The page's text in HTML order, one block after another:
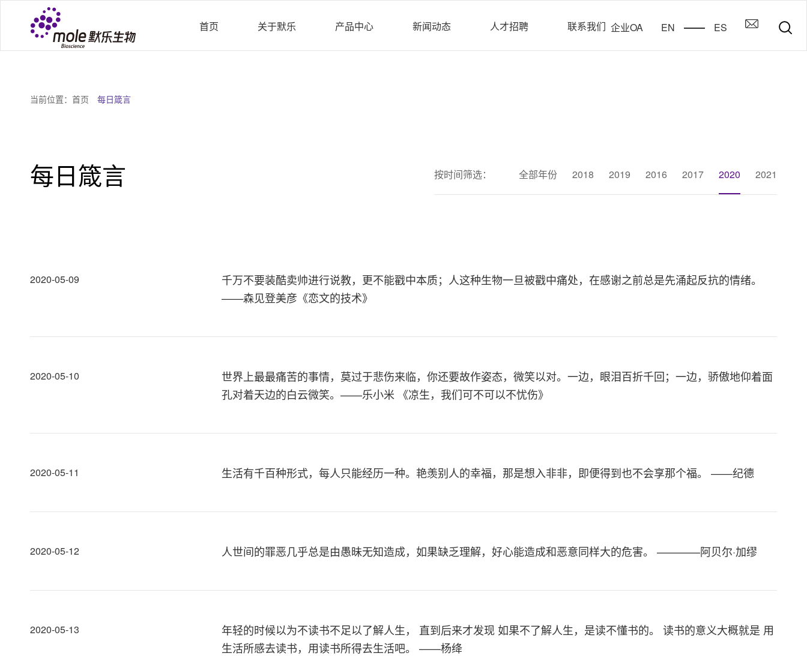
EN ES
企业OA
首页 关于默乐 产品中心 新闻动态 人才招聘 联系我们
当前位置： 首页 每日箴言
每日箴言 按时间筛选： 全部年份 2018 2019 2016 2017 2020 2021
2020-05-09
千万不要装酷卖帅进行说教，更不能戳中本质；人这种生物一旦被戳中痛处，在感谢之前总是先涌起反抗的情绪。
——森见登美彦《恋文的技术》
2020-05-10
世界上最最痛苦的事情，莫过于悲伤来临，你还要故作姿态，微笑以对。一边，眼泪百折千回；一边，骄傲地仰着面
孔对着天边的白云微笑。——乐小米 《凉生，我们可不可以不忧伤》
2020-05-11 生活有千百种形式，每人只能经历一种。艳羡别人的幸福，那是想入非非，即便得到也不会享那个福。 ——纪德
2020-05-12 人世间的罪恶几乎总是由愚昧无知造成，如果缺乏理解，好心能造成和恶意同样大的危害。 ————阿贝尔·加缪
2020-05-13
年轻的时候以为不读书不足以了解人生， 直到后来才发现 如果不了解人生，是读不懂书的。 读书的意义大概就是 用
生活所感去读书，用读书所得去生活吧。 ——杨绛